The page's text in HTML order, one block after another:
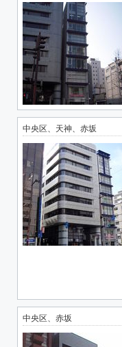
中央区、天神、赤坂
中央区、赤坂